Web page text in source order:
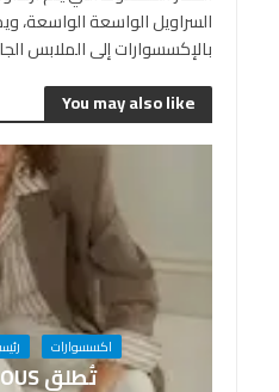
السراويل الواسعة الواسعة،
بالإكسسوارات إلى الملابس
You may also like
اكسسوارات